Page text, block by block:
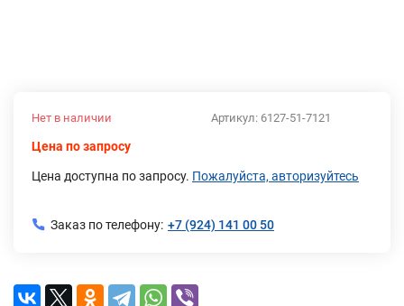
Артикул: 6127-51-7121
Нет в наличии
Цена по запросу
Цена доступна по запросу. Пожалуйста, авторизуйтесь
Заказ по телефону: +7 (924) 141 00 50